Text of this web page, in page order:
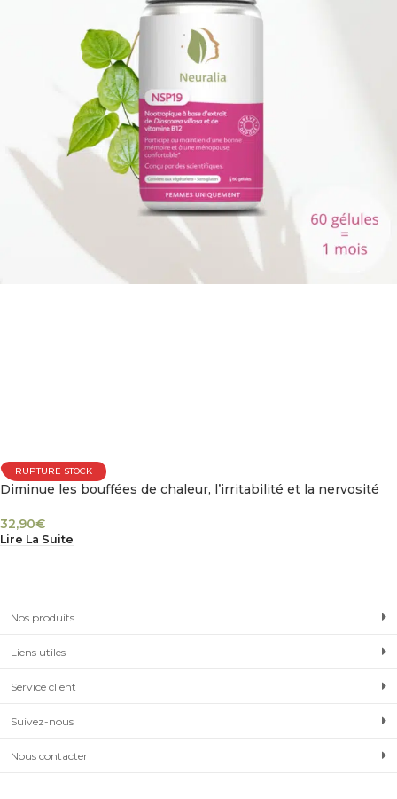
RUPTURE STOCK
Diminue les bouffées de chaleur, l’irritabilité et la nervosité
32,90€
Lire La Suite
Nos produits
Liens utiles
Service client
Suivez-nous
Nous contacter